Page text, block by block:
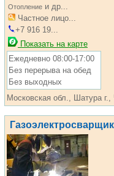
Отопление и др...
Частное лицо...
+7 916 19...
Показать на карте
Ежедневно 08:00-17:00
Без перерыва на обед
Без выходных
Московская обл., Шатура
Газоэлектросварщик